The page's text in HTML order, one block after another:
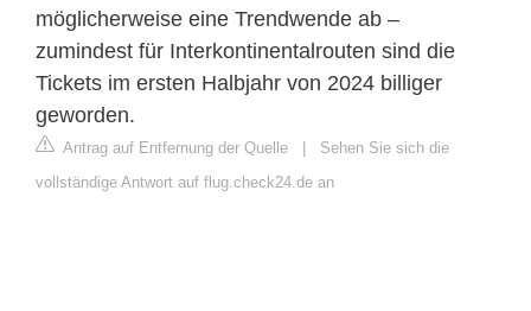
möglicherweise eine Trendwende ab –
zumindest für Interkontinentalrouten sind die
Tickets im ersten Halbjahr von 2024 billiger
geworden.
Antrag auf Entfernung der Quelle | Sehen Sie sich die
vollständige Antwort auf flug.check24.de an